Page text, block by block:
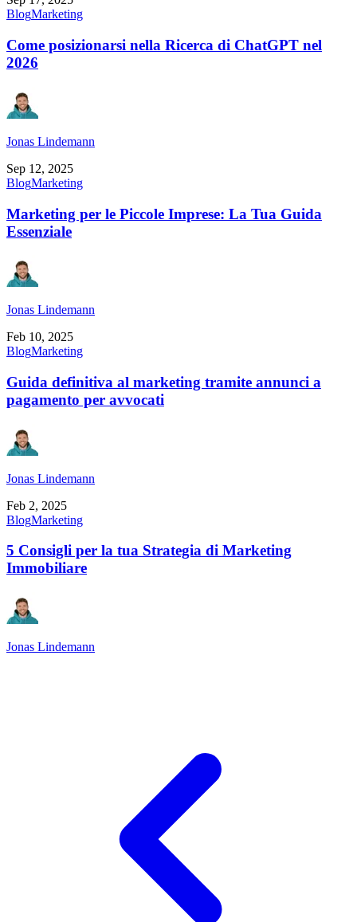
BlogMarketing
Come posizionarsi nella Ricerca di ChatGPT nel
2026
Jonas Lindemann
Sep 12, 2025
BlogMarketing
Marketing per le Piccole Imprese: La Tua Guida
Essenziale
Jonas Lindemann
Feb 10, 2025
BlogMarketing
Guida definitiva al marketing tramite annunci a
pagamento per avvocati
Jonas Lindemann
Feb 2, 2025
BlogMarketing
5 Consigli per la tua Strategia di Marketing
Immobiliare
Jonas Lindemann